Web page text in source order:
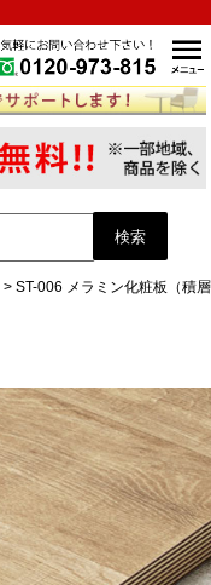
ST-006 メラミン化粧板（積